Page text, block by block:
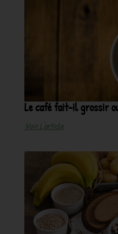
Le café fait-il grossir
Voir L'article